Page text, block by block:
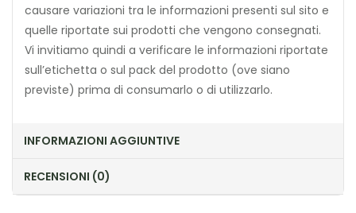
causare variazioni tra le informazioni presenti sul sito e
quelle riportate sui prodotti che vengono consegnati.
Vi invitiamo quindi a verificare le informazioni riportate
sull’etichetta o sul pack del prodotto (ove siano
previste) prima di consumarlo o di utilizzarlo.
INFORMAZIONI AGGIUNTIVE
RECENSIONI (0)